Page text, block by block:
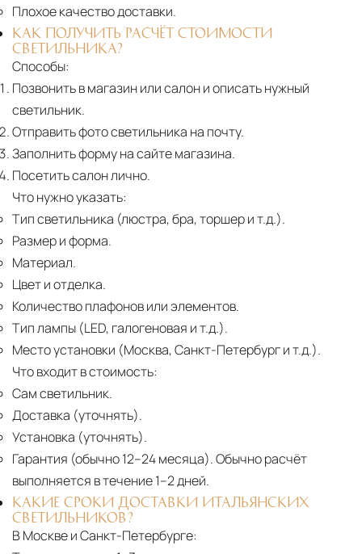
Плохое качество доставки.
КАК ПОЛУЧИТЬ РАСЧЁТ СТОИМОСТИ
СВЕТИЛЬНИКА?
Способы:
Позвонить в магазин или салон и описать нужный
светильник.
Отправить фото светильника на почту.
Заполнить форму на сайте магазина.
Посетить салон лично.
Что нужно указать:
Тип светильника (люстра, бра, торшер и т.д.).
Размер и форма.
Материал.
Цвет и отделка.
Количество плафонов или элементов.
Тип лампы (LED, галогеновая и т.д.).
Место установки (Москва, Санкт-Петербург и т.д.).
Что входит в стоимость:
Сам светильник.
Доставка (уточнять).
Установка (уточнять).
Гарантия (обычно 12–24 месяца).Обычно расчёт
выполняется в течение 1–2 дней.
КАКИЕ СРОКИ ДОСТАВКИ ИТАЛЬЯНСКИХ
СВЕТИЛЬНИКОВ?
В Москве и Санкт-Петербурге: